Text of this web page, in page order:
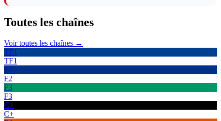
Toutes les chaînes
Voir toutes les chaînes →
TF1
TF1
F2
F2
F3
F3
C+
C+